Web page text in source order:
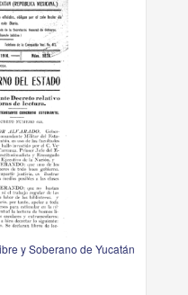
y Soberano de Yucatán